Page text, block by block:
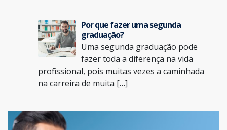
Por que fazer uma segunda
graduação?
Uma segunda graduação pode
fazer toda a diferença na vida
profissional, pois muitas vezes a caminhada
na carreira de muita […]